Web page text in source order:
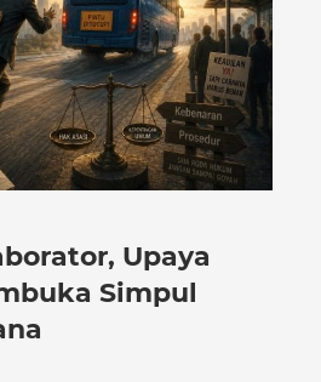
Upaya
Simpul